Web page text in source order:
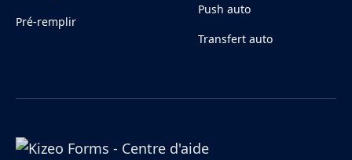
Pré-remplir
Push auto
Transfert auto